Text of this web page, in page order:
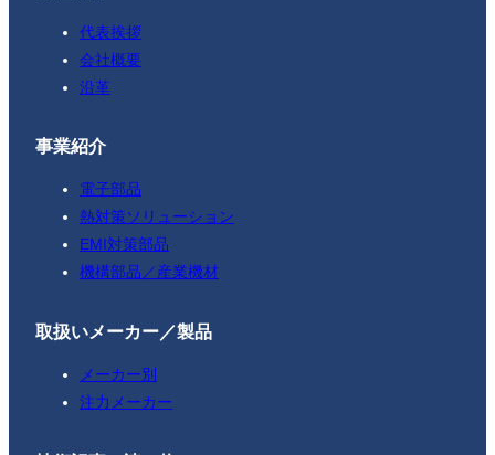
代表挨拶
会社概要
沿革
事業紹介
電子部品
熱対策ソリューション
EMI対策部品
機構部品／産業機材
取扱いメーカー／製品
メーカー別
注力メーカー